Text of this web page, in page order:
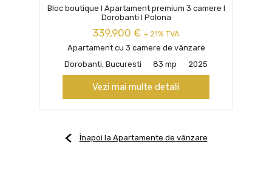
Bloc boutique I Apartament premium 3 camere I
Dorobanti I Polona
339,900 € + 21% TVA
Apartament cu 3 camere de vânzare
Dorobanti, Bucuresti
83 mp 2025
Vezi mai multe detalii
Înapoi la Apartamente de vânzare